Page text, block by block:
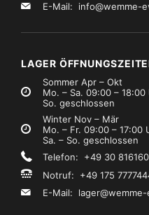
E-Mail: info@wemme-
LAGER
Sommer Apr – Okt
Mo. – Sa. 09:00 – 18:00
So. geschlossen
Winter Nov – Mär
Mo. – Fr. 09:00 – 17:00
Sa. – So. geschlossen
Telefon: +49 30
Notruf: +49 175
E-Mail: